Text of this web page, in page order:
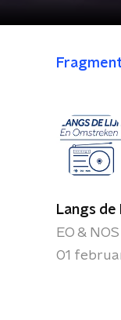
Langs de
EO & NOS
01